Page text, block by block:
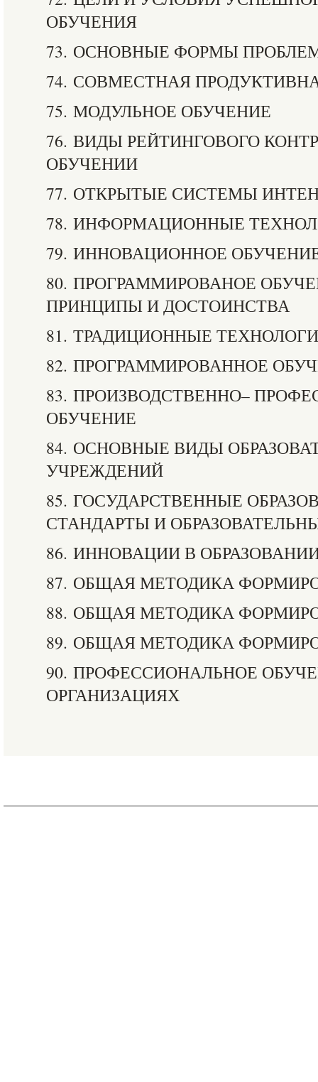
ОБУЧЕНИЯ
73. ОСНОВНЫЕ ФОРМЫ
74. СОВМЕСТНАЯ
75. МОДУЛЬНОЕ ОБУЧЕНИЕ
76. ВИДЫ РЕЙТИНГОВОГО
ОБУЧЕНИИ
77. ОТКРЫТЫЕ СИСТЕМЫ
78. ИНФОРМАЦИОННЫЕ
79. ИННОВАЦИОННОЕ
80. ПРОГРАММИРОВАНОЕ
ПРИНЦИПЫ И ДОСТОИНСТВА
81. ТРАДИЦИОННЫЕ
82. ПРОГРАММИРОВАННОЕ
83. ПРОИЗВОДСТВЕННО–
ОБУЧЕНИЕ
84. ОСНОВНЫЕ ВИДЫ
УЧРЕЖДЕНИЙ
85. ГОСУДАРСТВЕННЫЕ
СТАНДАРТЫ И
86. ИННОВАЦИИ В
87. ОБЩАЯ МЕТОДИКА
88. ОБЩАЯ МЕТОДИКА
89. ОБЩАЯ МЕТОДИКА
90. ПРОФЕССИОНАЛЬНОЕ
ОРГАНИЗАЦИЯХ